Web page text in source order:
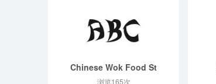
Chinese Wok Food St
浏览165次